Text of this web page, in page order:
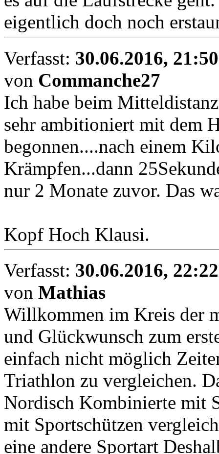
eigentlich doch noch
Verfasst: 30.06.2016, 21:50
von Commanche27
Ich habe beim
sehr ambitioniert mit dem
begonnen....nach einem
Krämpfen...dann
nur 2 Monate zuvor. Das
Kopf Hoch Klausi.
Verfasst: 30.06.2016, 22:22
von Mathias
Willkommen im Kreis der
und Glückwunsch zum
einfach nicht möglich
Triathlon zu vergleichen.
Nordisch Kombinierte mit
mit Sportschützen
eine andere Sportart